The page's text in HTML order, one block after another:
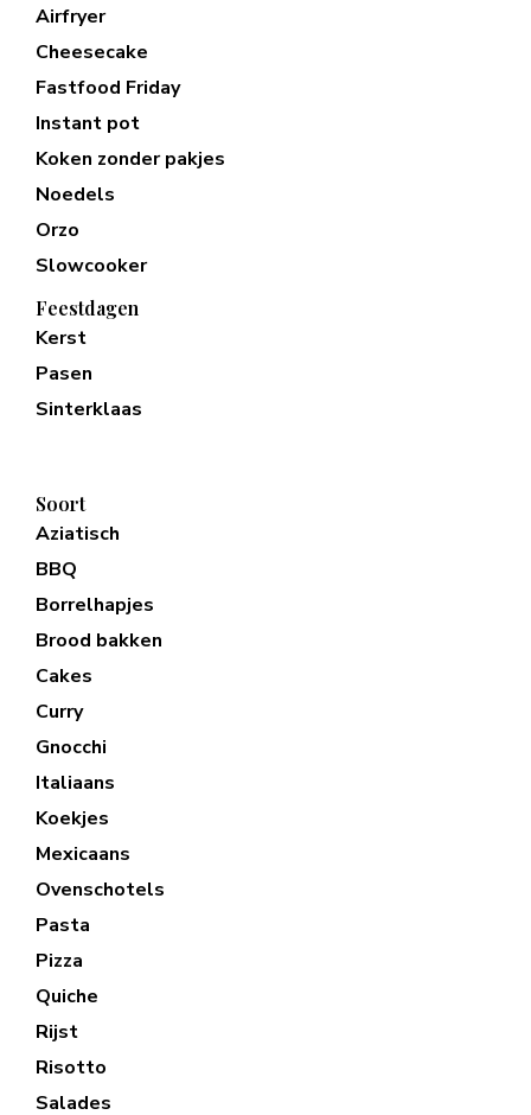
Airfryer
Cheesecake
Fastfood Friday
Instant pot
Koken zonder pakjes
Noedels
Orzo
Slowcooker
Feestdagen
Kerst
Pasen
Sinterklaas
Soort
Aziatisch
BBQ
Borrelhapjes
Brood bakken
Cakes
Curry
Gnocchi
Italiaans
Koekjes
Mexicaans
Ovenschotels
Pasta
Pizza
Quiche
Rijst
Risotto
Salades